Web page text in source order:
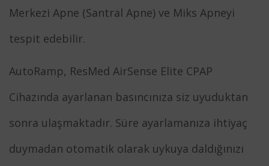
Merkezi Apne (Santral Apne) ve Miks Apneyi
tespit edebilir.
AutoRamp, ResMed AirSense Elite CPAP
Cihazında ayarlanan basıncınıza siz uyuduktan
sonra ulaşmaktadır. Süre ayarlamanıza ihtiyaç
duymadan otomatik olarak uykuya daldığınızı